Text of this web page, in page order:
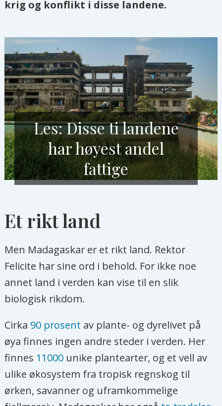
krig og konflikt i disse landene.
Les: Disse ti landene
har høyest andel
fattige
Et rikt land
Men Madagaskar er et rikt land. Rektor
Felicite har sine ord i behold. For ikke noe
annet land i verden kan vise til en slik
biologisk rikdom.
Cirka 90 prosent av plante- og dyrelivet på
øya finnes ingen andre steder i verden. Her
finnes 11000 unike plantearter, og et vell av
ulike økosystem fra tropisk regnskog til
ørken, savanner og uframkommelige